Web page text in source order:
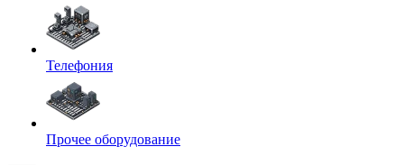
Телефония
Прочее оборудование